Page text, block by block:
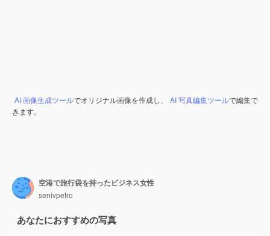
AI 画像生成ツールでオリジナル画像を作成し、 AI 写真編集ツールで編集で
きます。
空港で旅行袋を持ったビジネス女性
senivpetro
あなたにおすすめの写真